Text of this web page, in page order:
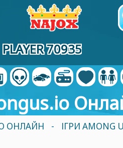
PLAYER 70935
ОНЛАЙН -
ІГРИ AMONG